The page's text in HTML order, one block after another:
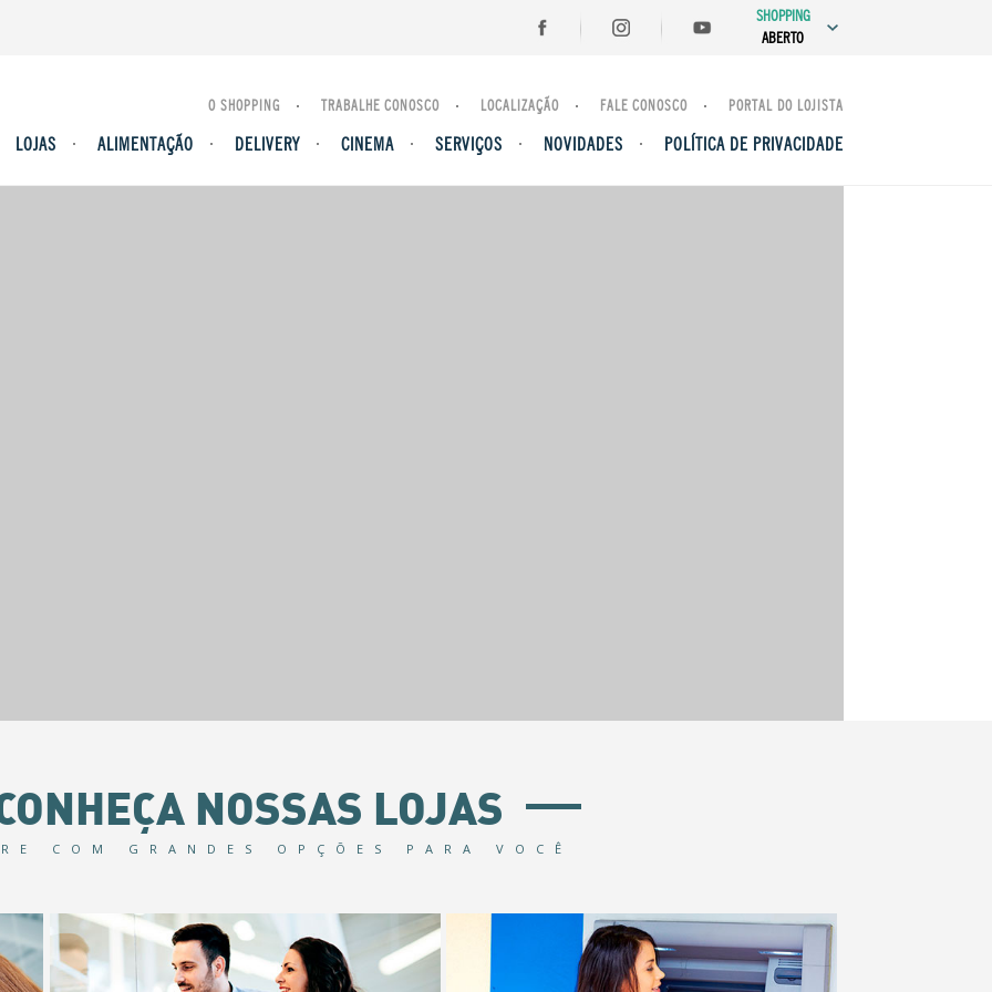
SHOPPING
ABERTO
O SHOPPING TRABALHE CONOSCO LOCALIZAÇÃO FALE CONOSCO PORTAL DO LOJISTA
LOJAS ALIMENTAÇÃO DELIVERY CINEMA SERVIÇOS NOVIDADES POLÍTICA DE PRIVACIDADE
NOSSAS LOJAS
COM GRANDES OPÇÕES PARA VOCÊ